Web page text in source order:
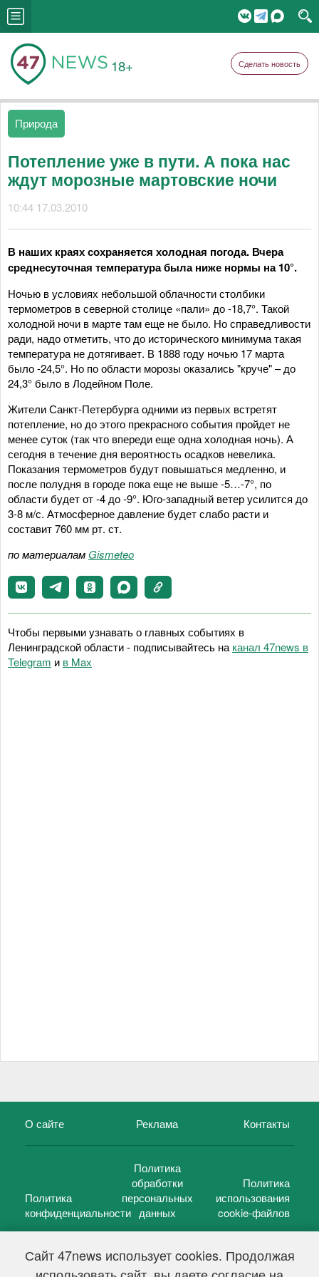
Сайт 47news использует cookies. Продолжая
18+ Сделать новость
Природа
Потепление уже в пути. А пока нас
ждут морозные мартовские ночи
10:44 17.03.2010
В наших краях сохраняется холодная погода. Вчера
среднесуточная температура была ниже нормы на 10°.
Ночью в условиях небольшой облачности столбики
термометров в северной столице «пали» до -18,7°. Такой
холодной ночи в марте там еще не было. Но справедливости
ради, надо отметить, что до исторического минимума такая
температура не дотягивает. В 1888 году ночью 17 марта
было -24,5°. Но по области морозы оказались "круче" – до
24,3° было в Лодейном Поле.
Жители Санкт-Петербурга одними из первых встретят
потепление, но до этого прекрасного события пройдет не
менее суток (так что впереди еще одна холодная ночь). А
сегодня в течение дня вероятность осадков невелика.
Показания термометров будут повышаться медленно, и
после полудня в городе пока еще не выше -5…-7°, по
области будет от -4 до -9°. Юго-западный ветер усилится до
3-8 м/с. Атмосферное давление будет слабо расти и
составит 760 мм рт. ст.
по материалам Gismeteo
Чтобы первыми узнавать о главных событиях в
Ленинградской области - подписывайтесь на канал 47news в
Telegram и в Maх
О сайте Реклама Контакты
Политика
конфиденциальности
Политика
обработки
персональных
данных
Политика
использования
cookie-файлов